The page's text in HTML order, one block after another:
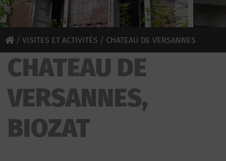
/ VISITES ET ACTIVITÉS / CHATEAU DE VERSANNES
CHATEAU DE
VERSANNES,
BIOZAT